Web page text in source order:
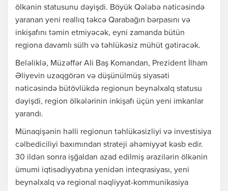
ölkənin statusunu dəyişdi. Böyük Qələbə nəticəsində
yaranan yeni reallıq təkcə Qarabağın bərpasını və
inkişafını təmin etmiyəcək, eyni zamanda bütün
regiona davamlı sülh və təhlükəsiz mühüt gətirəcək.
Beləliklə, Müzəffər Ali Baş Komandan, Prezident İlham
Əliyevin uzaqgörən və düşünülmüş siyasəti
nəticəsində bütövlükdə regionun beynəlxalq statusu
dəyişdi, region ölkələrinin inkişafı üçün yeni imkanlar
yarandı.
Münaqişənin həlli regionun təhlükəsizliyi və investisiya
cəlbediciliyi baxımından strateji əhəmiyyət kəsb edir.
30 ildən sonra işğaldan azad edilmiş ərazilərin ölkənin
ümumi iqtisadiyyatına yenidən inteqrasiyası, yeni
beynəlxalq və regional nəqliyyat-kommunikasiya